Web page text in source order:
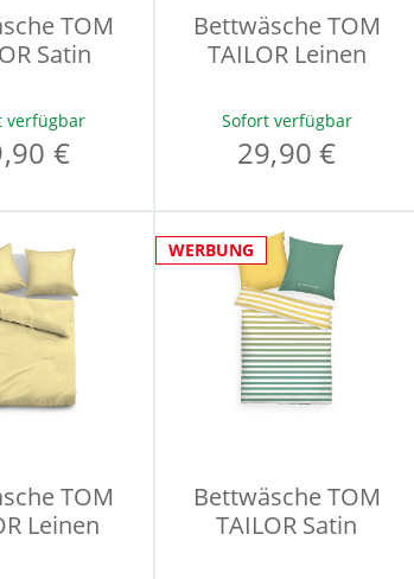
TOM
Satin
verfügbar
€
Bettwäsche TOM
TAILOR Leinen
Sofort verfügbar
29,90 €
TOM
Leinen
WERBUNG
Bettwäsche TOM
TAILOR Satin